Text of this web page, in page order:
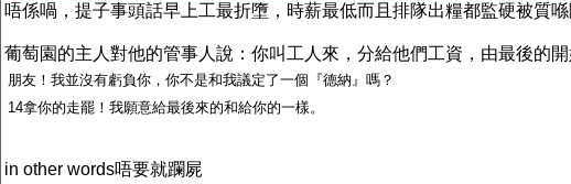
唔係喎，提子事頭話早上工最折墮， 時薪最低而且 排隊出糧都監硬被質
葡萄園的主人對他的管事人說：你叫工人來，分給他們工資，由最後的
朋友！我並沒有虧負你，你不是和我議定了一個『德納』嗎？
14拿你的走罷！我願意給最後來的和給你的一樣。
in other words唔要就躝屍